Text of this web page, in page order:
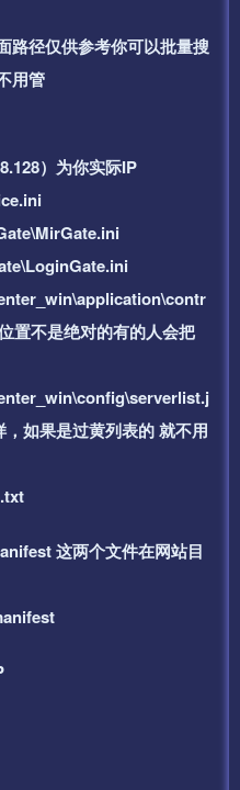
仅供参考你可以批量搜
用管
）为你实际IP
置不是绝对的有的人会把
如果是过黄列表的 就不用
这两个文件在网站目